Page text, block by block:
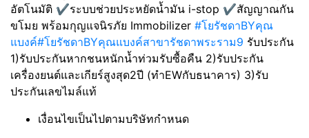
อัตโนมัติ ✔️ระบบช่วยประหยัดน้ำมัน i-stop ✔️สัญญาณกัน
ขโมย พร้อมกุญแจนิรภัย Immobilizer #โยรัชดาBYคุณ
แบงค์#โยรัชดาBYคุณแบงค์สาขารัชดาพระราม9 รับประกัน
1)รับประกันหากชนหนักน้ำท่วมรับซื้อคืน 2)รับประกัน
เครื่องยนต์และเกียร์สูงสุด2ปี (ทำEWกับธนาคาร) 3)รับ
ประกันเลขไมล์แท้
เงื่อนไขเป็นไปตามบริษัทกำหนด